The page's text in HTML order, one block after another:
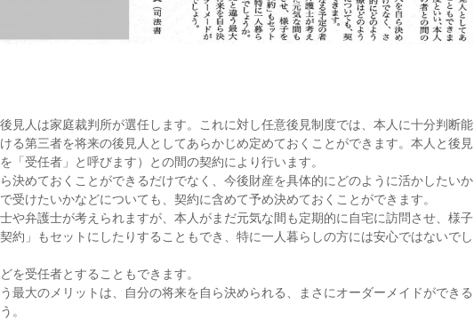
見人は家庭裁判所が選任します。これに対し任意後見制度では、本人に十分判断能
る第三者を将来の後見人としてあらかじめ定めておくことができます。本人と後見
「受任者」と呼びます）との間の契約により行います。
決めておくことができるだけでなく、今後財産を具体的にどのように活かしたいか
受けたいかなどについても、契約に含めて予め決めておくことができます。
や弁護士が考えられますが、本人がまだ元気な間も定期的に自宅に訪問させ、様子
約」もセットにしたりすることもでき、特に一人暮らしの方には安心ではないでし
を受任者とすることもできます。
最大のメリットは、自分の将来を自ら決められる、まさにオーダーメイドができる
。